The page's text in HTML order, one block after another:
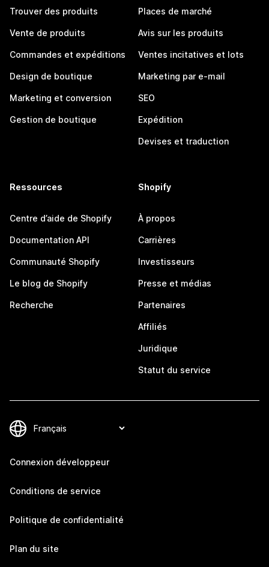
Trouver des produits
Vente de produits
Commandes et expéditions
Design de boutique
Marketing et conversion
Gestion de boutique
Places de marché
Avis sur les produits
Ventes incitatives et lots
Marketing par e-mail
SEO
Expédition
Devises et traduction
Ressources
Centre d’aide de Shopify
Documentation API
Communauté Shopify
Le blog de Shopify
Recherche
Shopify
À propos
Carrières
Investisseurs
Presse et médias
Partenaires
Affiliés
Juridique
Statut du service
Connexion développeur
Conditions de service
Politique de confidentialité
Plan du site